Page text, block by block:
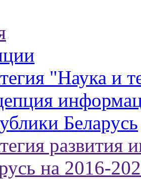
"Наука и
Беларусь
развития
на 2016-